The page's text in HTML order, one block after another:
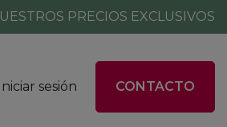
PRECIOS EXCLUSIVOS
Iniciar sesión CONTACTO